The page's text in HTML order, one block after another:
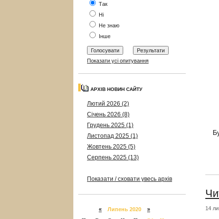
Так
Ні
Не знаю
Інше
Показати усі опитування
АРХІВ НОВИН САЙТУ
Лютий 2026 (2)
Січень 2026 (8)
Грудень 2025 (1)
Листопад 2025 (1)
Жовтень 2025 (5)
Серпень 2025 (13)
Показати / сховати увесь архів
« Липень 2020 »
14